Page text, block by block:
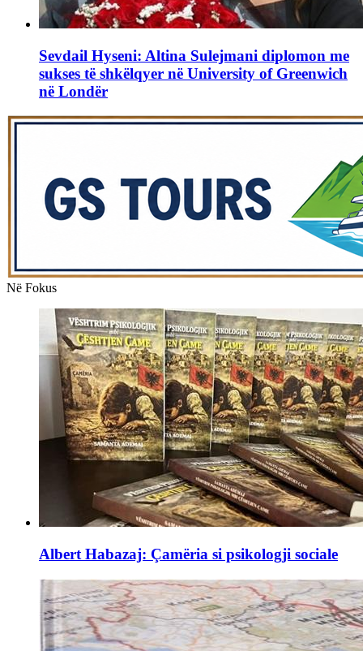
Sevdail Hyseni: Altina Sulejmani diplomon me
sukses të shkëlqyer në University of Greenwich
në Londër
Në Fokus
Albert Habazaj: Çamëria si psikologji sociale